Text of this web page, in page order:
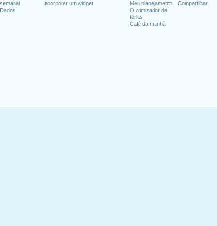
semanal
Dados
Incorporar um widget
Meu planejamento
O otimizador de
férias
Café da manhã
Compartilhar